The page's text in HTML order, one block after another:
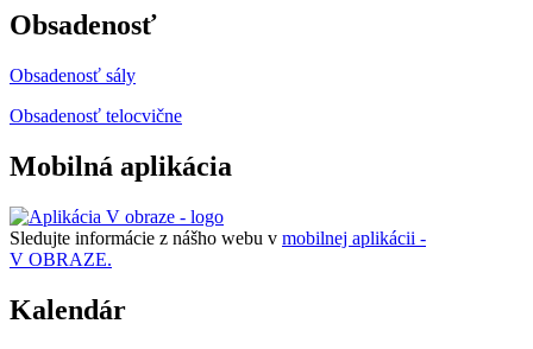
Obsadenosť
Obsadenosť sály
Obsadenosť telocvične
Mobilná aplikácia
Sledujte informácie z nášho webu v mobilnej aplikácii -
V OBRAZE.
Kalendár